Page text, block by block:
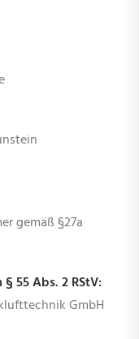
gemäß §27a
55 Abs. 2 RStV:
GmbH